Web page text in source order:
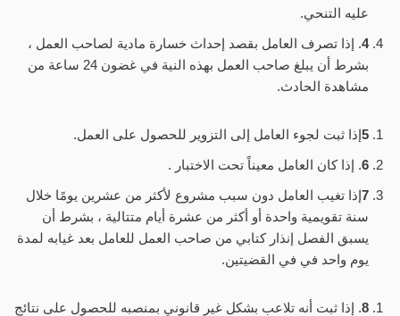
عليه التنحي.
4. إذا تصرف العامل بقصد إحداث خسارة مادية لصاحب العمل ،
بشرط أن يبلغ صاحب العمل بهذه النية في غضون 24 ساعة من
مشاهدة الحادث.
5إذا ثبت لجوء العامل إلى التزوير للحصول على العمل.
6. إذا كان العامل معيناً تحت الاختبار .
7إذا تغيب العامل دون سبب مشروع لأكثر من عشرين يومًا خلال
سنة تقويمية واحدة أو أكثر من عشرة أيام متتالية ، بشرط أن
يسبق الفصل إنذار كتابي من صاحب العمل للعامل بعد غيابه لمدة
يوم واحد في في القضيتين.
8. إذا ثبت أنه تلاعب بشكل غير قانوني بمنصبه للحصول على نتائج